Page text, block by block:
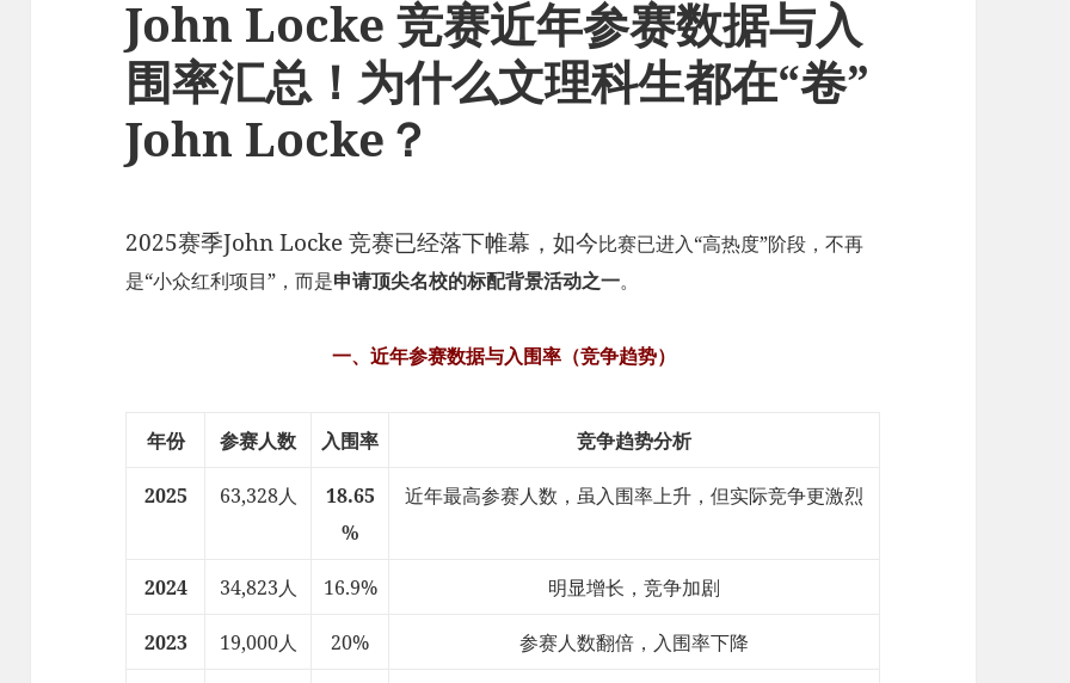
John Locke 竞赛近年参赛数据与入
围率汇总！为什么文理科生都在“卷”
John Locke？
2025赛季John Locke 竞赛已经落下帷幕，如今比赛已进入“高热度”阶段，不再
是“小众红利项目”，而是申请顶尖名校的标配背景活动之一。
一、近年参赛数据与入围率（竞争趋势）
年份 参赛人数 入围率 竞争趋势分析
2025 63,328人
18.65
%
近年最高参赛人数，虽入围率上升，但实际竞争更激烈
2024 34,823人 16.9% 明显增长，竞争加剧
2023 19,000人 20% 参赛人数翻倍，入围率下降